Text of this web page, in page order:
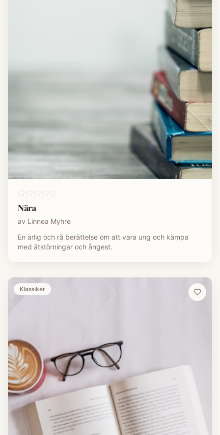
Nära
av Linnea Myhre
En ärlig och rå berättelse om att vara ung och kämpa
med ätstörningar och ångest.
Klassiker